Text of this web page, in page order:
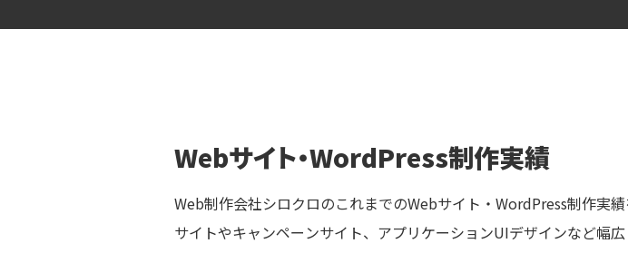
Webサイト・WordPress制作実績
Web制作会社シロクロのこれまでのWebサイト・WordPress制作実
サイトやキャンペーンサイト、アプリケーションUIデザインなど幅